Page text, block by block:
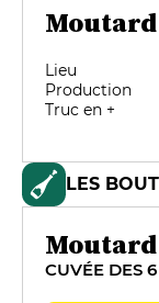
Moutard
Lieu
Production
Truc en +
LES
Moutard
CUVÉE DES